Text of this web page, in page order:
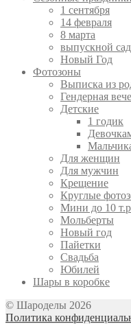
1 сентября
14 февраля
8 марта
выпускной
Новый Год
Фотозоны
Выписка из
Гендерная
Детские
1 годик
Для женщин
Для мужчин
Крещение
Круглые
Мини до 10
Мольберты
Новый год
Пайетки
Свадьба
Юбилей
Шары в коробке
© Шароделы 2026
Политика